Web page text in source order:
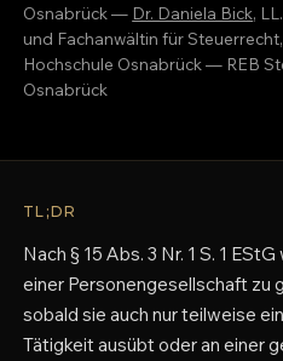
Osnabrück — Dr. Daniela Bick,
und Fachanwältin für
Hochschule Osnabrück — REB
Osnabrück
TL;DR
Nach § 15 Abs. 3 Nr. 1 S. 1
einer Personengesellschaft zu
sobald sie auch nur teilweise
Tätigkeit ausübt oder an einer